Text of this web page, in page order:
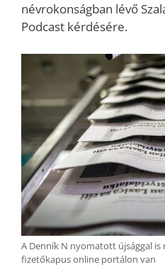
névrokonságban lévő
Podcast kérdésére.
A Denník N nyomatott újsággal is
fizetőkapus online portálon van